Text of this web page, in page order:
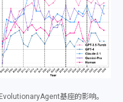
基座的影响。